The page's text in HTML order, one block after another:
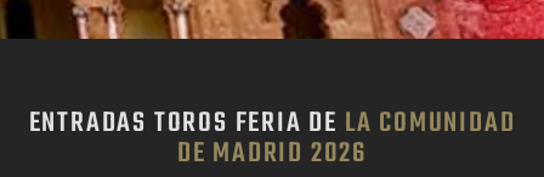
ENTRADAS TOROS FERIA DE LA COMUNIDAD
DE MADRID 2026